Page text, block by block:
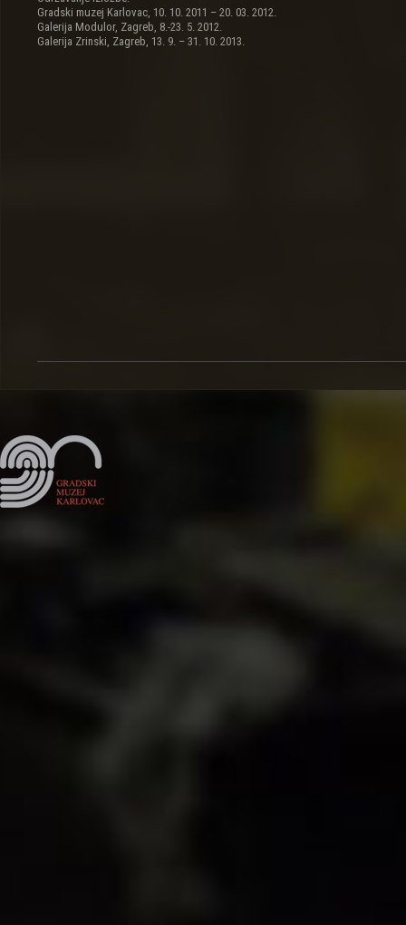
Gradski muzej Karlovac, 10. 10. 2011 – 20. 03. 2012.
Galerija Modulor, Zagreb, 8.-23. 5. 2012.
Galerija Zrinski, Zagreb, 13. 9. – 31. 10. 2013.